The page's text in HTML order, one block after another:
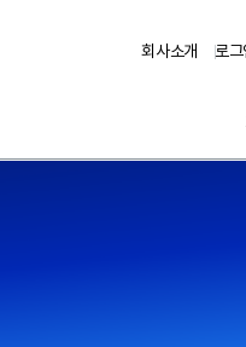
회사소개 로그